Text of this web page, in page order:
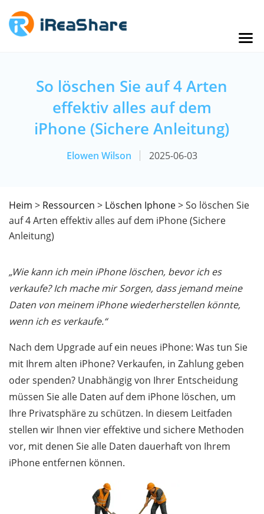
So löschen Sie auf 4 Arten
effektiv alles auf dem
iPhone (Sichere Anleitung)
Elowen Wilson 2025-06-03
Heim > Ressourcen > Löschen Iphone> So löschen Sie
auf 4 Arten effektiv alles auf dem iPhone (Sichere
Anleitung)
„Wie kann ich mein iPhone löschen, bevor ich es
verkaufe? Ich mache mir Sorgen, dass jemand meine
Daten von meinem iPhone wiederherstellen könnte,
wenn ich es verkaufe.“
Nach dem Upgrade auf ein neues iPhone: Was tun Sie
mit Ihrem alten iPhone? Verkaufen, in Zahlung geben
oder spenden? Unabhängig von Ihrer Entscheidung
müssen Sie alle Daten auf dem iPhone löschen, um
Ihre Privatsphäre zu schützen. In diesem Leitfaden
stellen wir Ihnen vier effektive und sichere Methoden
vor, mit denen Sie alle Daten dauerhaft von Ihrem
iPhone entfernen können.